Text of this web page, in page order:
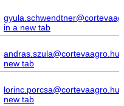
in a new tab
andras.szula@cortevaagro.hu
new tab
lorinc.porcsa@cortevaagro.hu
new tab